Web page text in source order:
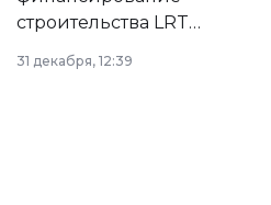
строительства LRT
в Астане из
республиканского
31 декабря, 12:39